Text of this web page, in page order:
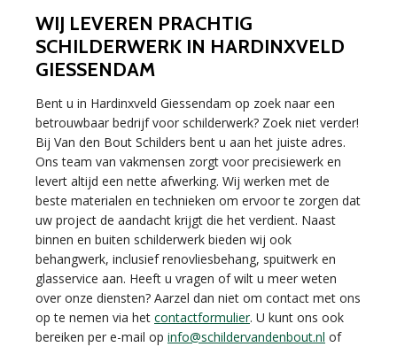
WIJ LEVEREN PRACHTIG
SCHILDERWERK IN HARDINXVELD
GIESSENDAM
Bent u in Hardinxveld Giessendam op zoek naar een
betrouwbaar bedrijf voor schilderwerk? Zoek niet verder!
Bij Van den Bout Schilders bent u aan het juiste adres.
Ons team van vakmensen zorgt voor precisiewerk en
levert altijd een nette afwerking. Wij werken met de
beste materialen en technieken om ervoor te zorgen dat
uw project de aandacht krijgt die het verdient. Naast
binnen en buiten schilderwerk bieden wij ook
behangwerk, inclusief renovliesbehang, spuitwerk en
glasservice aan. Heeft u vragen of wilt u meer weten
over onze diensten? Aarzel dan niet om contact met ons
op te nemen via het contactformulier. U kunt ons ook
bereiken per e-mail op info@schildervandenbout.nl of